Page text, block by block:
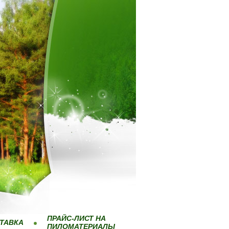
ПРАЙС-ЛИСТ НА
ПИЛОМАТЕРИАЛЫ